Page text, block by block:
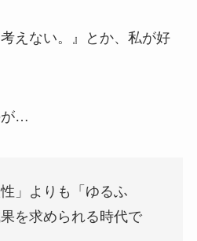
えない。』とか、私が好
が…
」よりも「ゆるふ
を求められる時代で